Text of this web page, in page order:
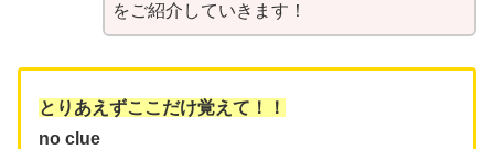
をご紹介していきます！
とりあえずここだけ覚えて！！
no clue